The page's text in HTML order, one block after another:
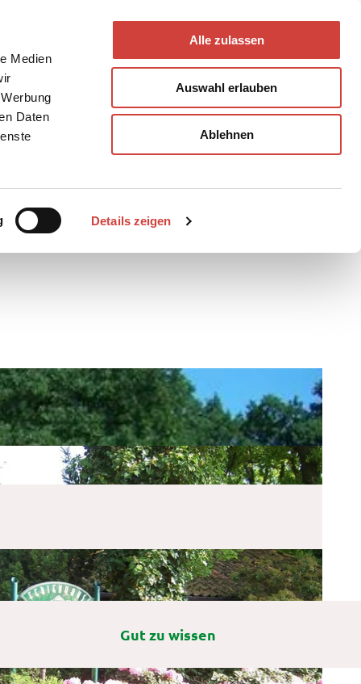
Medien
Daten
Details zeigen
Alle zulassen
Auswahl erlauben
Ablehnen
Gut zu wissen